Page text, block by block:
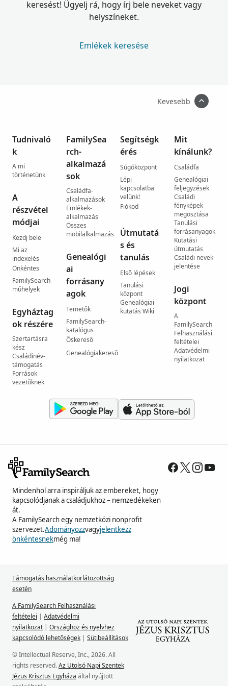
keresést! Ügyelj rá, hogy írj bele neveket vagy
helyszíneket.
Emlékek keresése
Kevesebb
Tudnivaló
k
A mi
történetünk
A
részvétel
módjai
Kezdj bele
Mi az
indexelés
Önkéntes
FamilySearch-
műhelyek
Egyháztag
ok részére
Szertartásra
kész
Családinév-
támogatás
Források
vezetőknek
FamilySea
rch-
alkalmazá
sok
Családfa-
alkalmazások
Emlékek-
alkalmazás
Összes
mobilalkalmazás
Genealógi
ai
forrásany
agok
Temetők
FamilySearch-
katalógus
Őskereső
Genealógiakereső
Segítségk
érés
Súgóközpont
Lépj
kapcsolatba
velünk!
Fiókod
Útmutatá
s és
tanulás
Első lépések
Tanulási
központ
Genealógiai
kutatás Wiki
Mit
kínálunk?
Családfa
Genealógiai
feljegyzések
Családi
fényképek
megosztása
Tanulási
forrásanyagok
Kutatási
útmutatás
Családi nevek
jelentése
Jogi
központ
A
FamilySearch
Felhasználási
feltételei
Adatvédelmi
nyilatkozat
Mindenhol arra inspiráljuk az embereket, hogy
kapcsolódjanak a családjukhoz – nemzedékeken
át.
A FamilySearch egy nemzetközi nonprofit
szervezet.Adományozzvagyjelentkezz
önkéntesnekmég ma!
Támogatás használatkorlátozottság
esetén
A FamilySearch Felhasználási
feltételei | Adatvédelmi
nyilatkozat | Országhoz és nyelvhez
kapcsolódó lehetőségek | Sütibeállítások
© Intellectual Reserve, Inc., 2026. All
rights reserved.Az Utolsó Napi Szentek
Jézus Krisztus Egyháza által nyújtott